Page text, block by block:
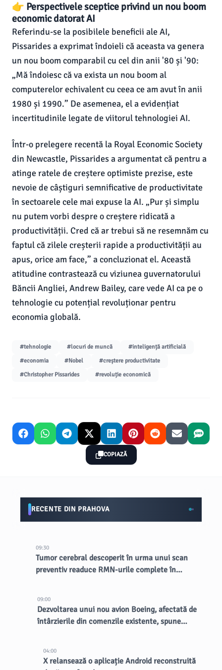
👉 Perspectivele sceptice privind un nou boom
economic datorat AI
Referindu-se la posibilele beneficii ale AI,
Pissarides a exprimat îndoieli că aceasta va genera
un nou boom comparabil cu cel din anii '80 și '90:
„Mă îndoiesc că va exista un nou boom al
computerelor echivalent cu ceea ce am avut în anii
1980 și 1990.” De asemenea, el a evidențiat
incertitudinile legate de viitorul tehnologiei AI.
Într-o prelegere recentă la Royal Economic Society
din Newcastle, Pissarides a argumentat că pentru a
atinge ratele de creștere optimiste prezise, este
nevoie de câștiguri semnificative de productivitate
în sectoarele cele mai expuse la AI. „Pur și simplu
nu putem vorbi despre o creștere ridicată a
productivității. Cred că ar trebui să ne resemnăm cu
faptul că zilele creșterii rapide a productivității au
apus, orice am face,” a concluzionat el. Această
atitudine contrastează cu viziunea guvernatorului
Băncii Angliei, Andrew Bailey, care vede AI ca pe o
tehnologie cu potențial revoluționar pentru
economia globală.
#tehnologie #locuri de muncă
#inteligență artificială
#economia
#Nobel
#creștere productivitate
#Christopher Pissarides
#revoluție economică
COPIAZĂ
RECENTE DIN PRAHOVA
09:30
Tumor cerebral descoperit în urma unui scan
preventiv readuce RMN-urile complete în
09:00
Dezvoltarea unui nou avion Boeing, afectată de
întârzierile din comenzile existente, spune
04:00
X relansează o aplicație Android reconstruită